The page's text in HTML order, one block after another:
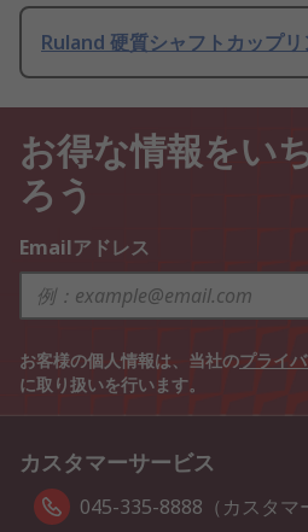
Ruland 硬質シャフトカップ
お得な情報をい
ろう
Emailアドレス
お客様の個人情報は、当社のプライ
に取り扱いを行います。
カスタマーサービス
045-335-8888（カスタマ